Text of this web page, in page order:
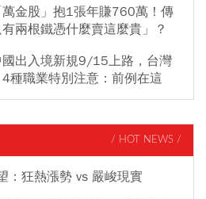
金股」抱1張年賺760萬！傳
兩根鐵憑什麼賣這麼貴」？
出入境新規9/15上路，台灣
種職業特別注意：前例在這
/ HOT NEWS /
：狂熱漲勢 vs 嚴峻現實